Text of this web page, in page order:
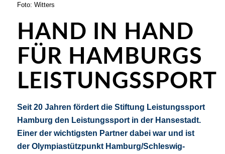
Foto: Witters
HAND IN HAND
FÜR HAMBURGS
LEISTUNGSSPORT
Seit 20 Jahren fördert die Stiftung Leistungssport
Hamburg den Leistungssport in der Hansestadt.
Einer der wichtigsten Partner dabei war und ist
der Olympiastützpunkt Hamburg/Schleswig-